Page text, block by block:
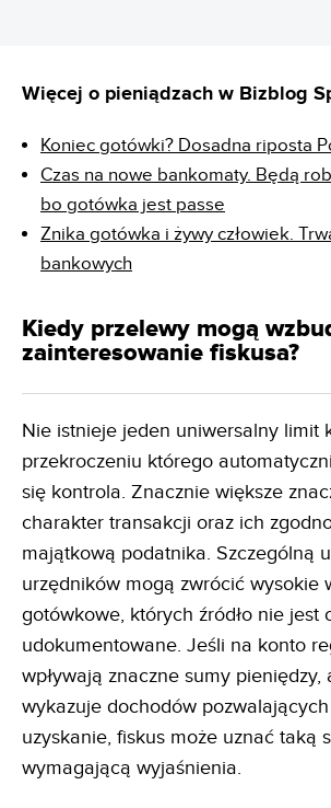
Więcej o pieniądzach w Bizblog
Koniec gotówki? Dosadna riposta
Czas na nowe bankomaty. Będą
bo gotówka jest passe
Znika gotówka i żywy człowiek.
bankowych
Kiedy przelewy mogą
zainteresowanie fiskusa?
Nie istnieje jeden uniwersalny limit
przekroczeniu którego
się kontrola. Znacznie większe
charakter transakcji oraz ich
majątkową podatnika. Szczególną
urzędników mogą zwrócić wysokie
gotówkowe, których źródło nie jest
udokumentowane. Jeśli na konto
wpływają znaczne sumy
wykazuje dochodów
uzyskanie, fiskus może uznać taką
wymagającą wyjaśnienia.